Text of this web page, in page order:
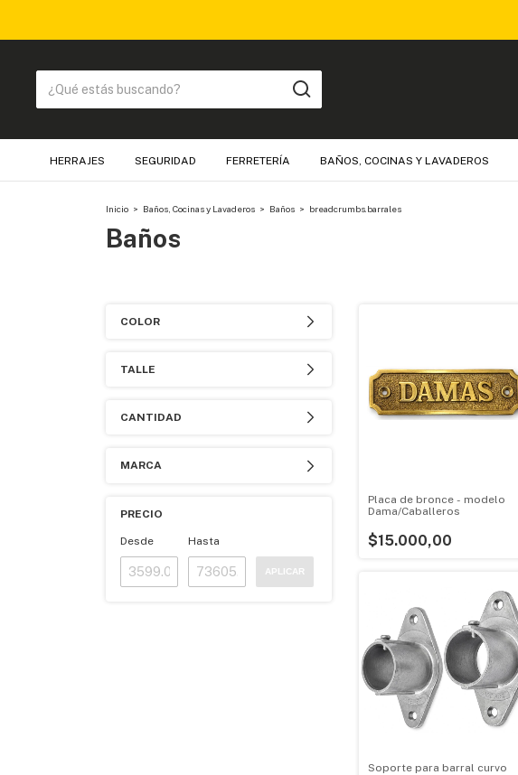
HERRAJES SEGURIDAD FERRETERÍA BAÑOS, COCINAS Y LAVADEROS
Inicio > Baños, Cocinas y Lavaderos > Baños > breadcrumbs.barrales
Baños
COLOR
TALLE
CANTIDAD
MARCA
PRECIO
Desde Hasta
APLICAR
Placa de bronce - modelo
Dama/Caballeros
$15.000,00
Soporte para barral curvo